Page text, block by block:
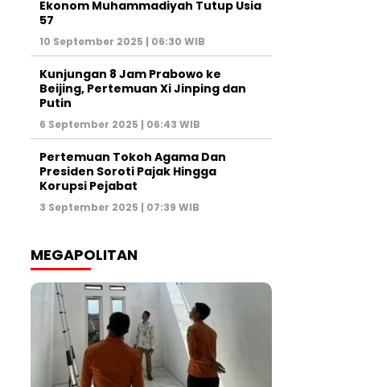
Ekonom Muhammadiyah Tutup Usia
57
10 September 2025 | 06:30 WIB
Kunjungan 8 Jam Prabowo ke
Beijing, Pertemuan Xi Jinping dan
Putin
6 September 2025 | 06:43 WIB
Pertemuan Tokoh Agama Dan
Presiden Soroti Pajak Hingga
Korupsi Pejabat
3 September 2025 | 07:39 WIB
MEGAPOLITAN